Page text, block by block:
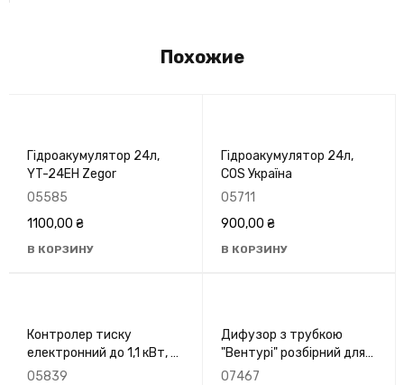
Похожие
Гідроакумулятор 24л,
YT-24EH Zegor
05585
1100,00 ₴
В КОРЗИНУ
Гідроакумулятор 24л,
COS Україна
05711
900,00 ₴
В КОРЗИНУ
Контролер тиску
електронний до 1,1 кВт, 1"
Koer KS-8R KP2785
05839
Дифузор з трубкою
"Вентурі" розбірний для
насосів
07467